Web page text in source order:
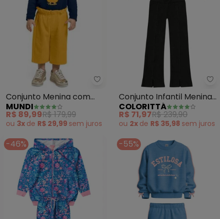
Mundi - Conjunto Menina com
Conjunto Menina com
Aplique de Corujinha
(Azul)
MUNDI
R$ 89,99R$ 179,99
ou 3x de R$ 29,99 sem juros
Conjunto Infantil Menina
(Azul)
COLORITTÁ
R$ 71,97R$ 239,90
ou 2x de R$ 35,98 sem juros
-46% -55%